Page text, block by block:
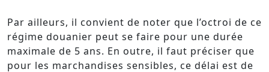
Par ailleurs, il convient de noter que l’octroi de ce
régime douanier peut se faire pour une durée
maximale de 5 ans. En outre, il faut préciser que
pour les marchandises sensibles, ce délai est de